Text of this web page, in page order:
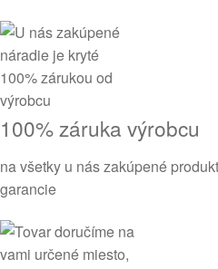
100% záruka výrobcu
na všetky u nás zakúpené
garancie